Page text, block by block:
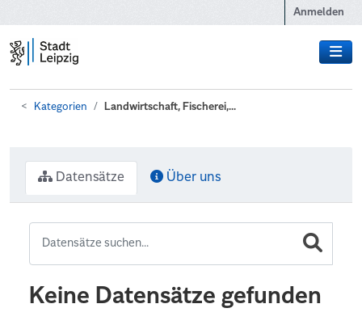
Anmelden
Kategorien Landwirtschaft, Fischerei,...
Datensätze Über uns
Keine Datensätze gefunden